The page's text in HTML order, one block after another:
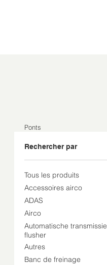
Ponts
Rechercher par
Tous les produits
Accessoires airco
ADAS
Airco
Automatische transmissie
flusher
Autres
Banc de freinage